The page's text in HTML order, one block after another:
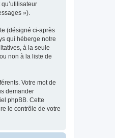
»).
(désigné ci-après
qui héberge notre
à la seule
non à la liste de
Votre mot de
demander
phpBB. Cette
le contrôle de votre